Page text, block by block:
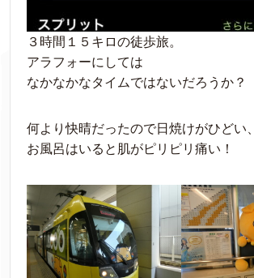
３時間１５キロの徒歩旅。
アラフォーにしては
なかなかなタイムではないだろうか？
何より快晴だったので日焼けがひどい、
お風呂はいると肌がピリピリ痛い！